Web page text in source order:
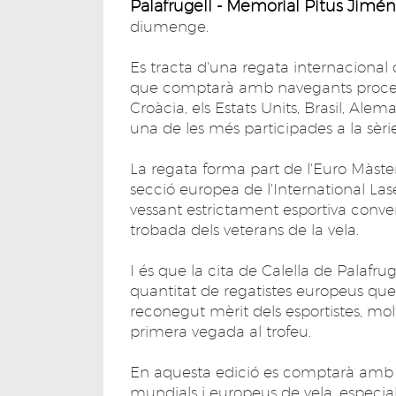
Palafrugell - Memorial Pitus
diumenge.
Es tracta d'una regata
que comptarà amb navegants
Croàcia, els Estats Units, Brasil,
una de les més participades a la
La regata forma part de l'Euro
secció europea de l'International
vessant estrictament esportiva
trobada dels veterans de la vela.
I és que la cita de Calella de
quantitat de regatistes europeus
reconegut mèrit dels esportistes,
primera vegada al trofeu.
En aquesta edició es comptarà
mundials i europeus de vela,